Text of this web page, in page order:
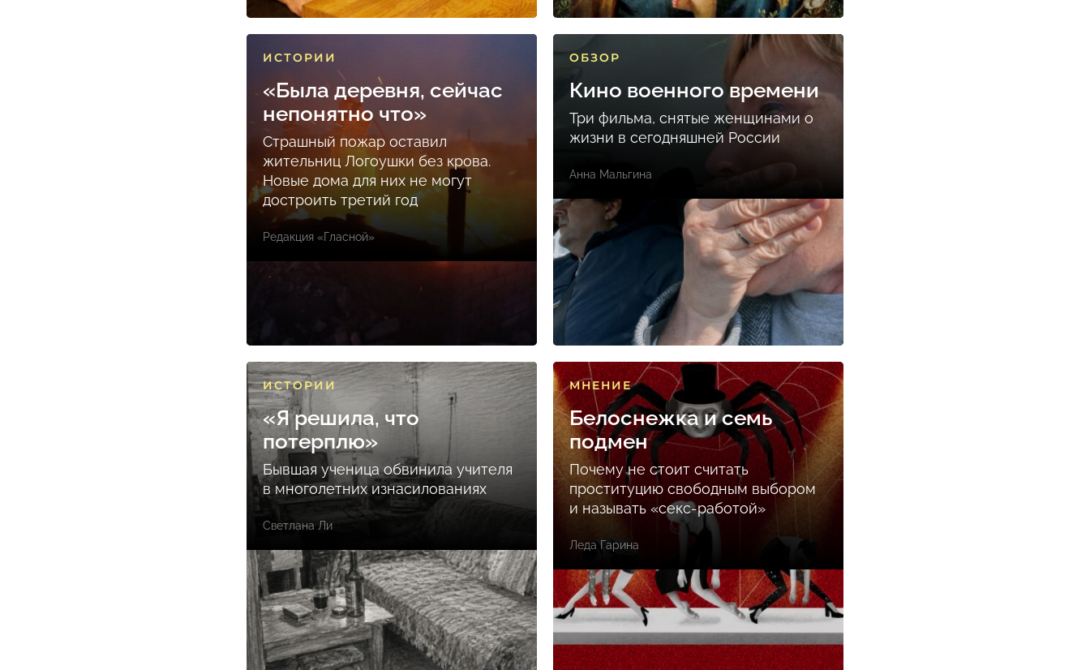
ИСТОРИИ
«Была деревня, сейчас
непонятно что»
Страшный пожар оставил
жительниц Логоушки без крова.
Новые дома для них не могут
достроить третий год
Редакция «Гласной»
ОБЗОР
Кино военного времени
Три фильма, снятые женщинами о
жизни в сегодняшней России
Анна Мальгина
ИСТОРИИ
«Я решила, что
потерплю»
Бывшая ученица обвинила учителя
в многолетних изнасилованиях
Светлана Ли
МНЕНИЕ
Белоснежка и семь
подмен
Почему не стоит считать
проституцию свободным выбором
и называть «секс-работой»
Леда Гарина